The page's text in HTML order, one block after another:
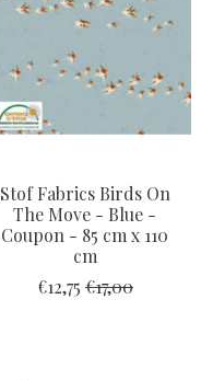
Stof Fabrics Birds On
The Move - Blue -
Coupon - 85 cm x 110
cm
€12,75 €17,00